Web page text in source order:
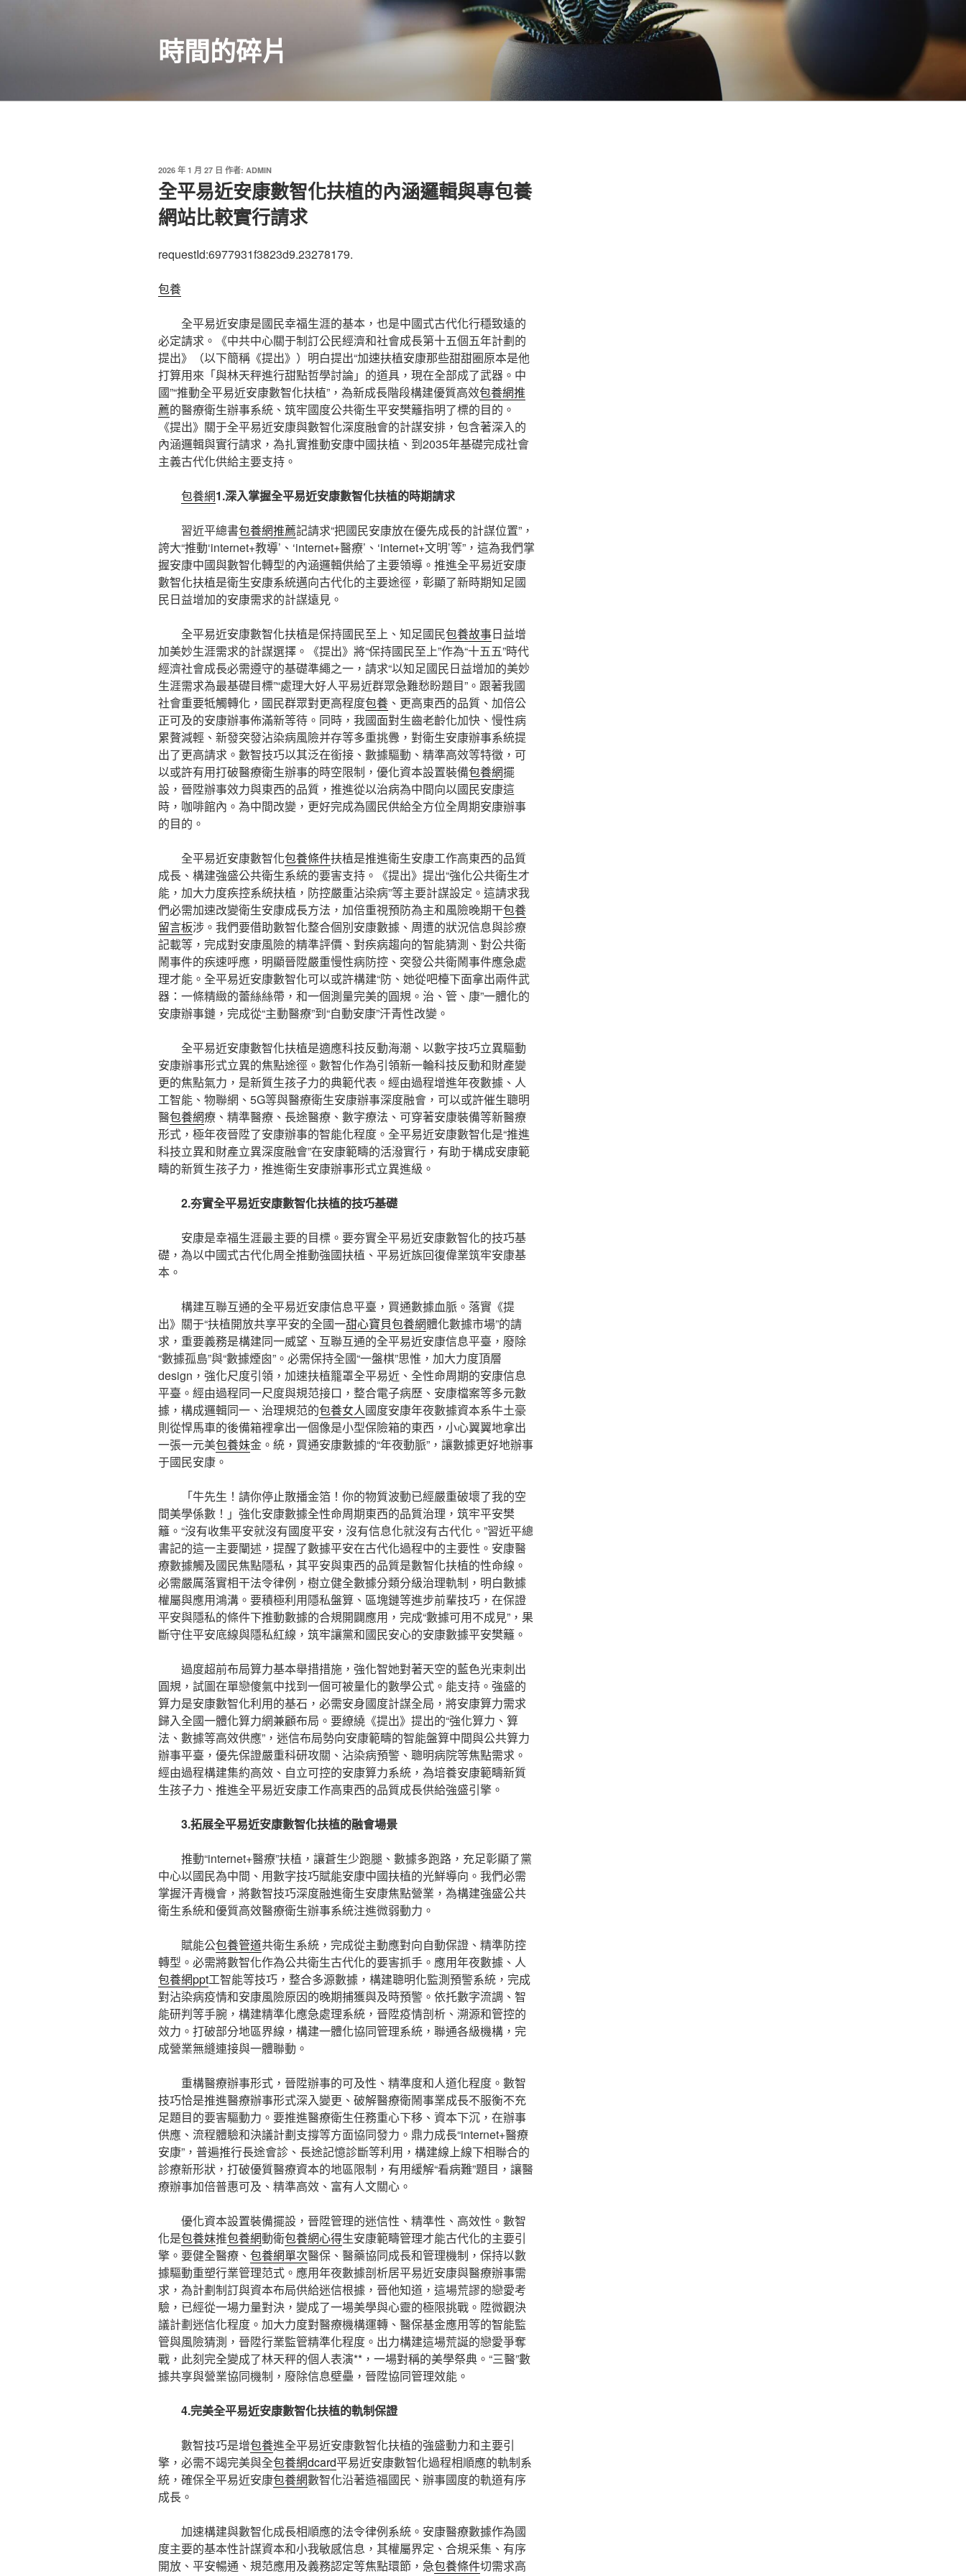
時間的碎片
發
佈
於
2026 年 1 月 27 日 作者: ADMIN
全平易近安康數智化扶植的內涵邏輯與專包養
網站比較實行請求
requestId:6977931f3823d9.23278179.
包養
全平易近安康是國民幸福生涯的基本，也是中國式古代化行穩致遠的
必定請求。《中共中心關于制訂公民經濟和社會成長第十五個五年計劃的
提出》（以下簡稱《提出》）明白提出“加速扶植安康那些甜甜圈原本是他
打算用來「與林天秤進行甜點哲學討論」的道具，現在全部成了武器。中
國”“推動全平易近安康數智化扶植”，為新成長階段構建優質高效包養網推
薦的醫療衛生辦事系統、筑牢國度公共衛生平安樊籬指明了標的目的。
《提出》關于全平易近安康與數智化深度融會的計謀安排，包含著深入的
內涵邏輯與實行請求，為扎實推動安康中國扶植、到2035年基礎完成社會
主義古代化供給主要支持。
包養網1.深入掌握全平易近安康數智化扶植的時期請求
習近平總書包養網推薦記請求“把國民安康放在優先成長的計謀位置”，
誇大“推動‘internet+教導’、‘internet+醫療’、‘internet+文明’等”，這為我們掌
握安康中國與數智化轉型的內涵邏輯供給了主要領導。推進全平易近安康
數智化扶植是衛生安康系統邁向古代化的主要途徑，彰顯了新時期知足國
民日益增加的安康需求的計謀遠見。
全平易近安康數智化扶植是保持國民至上、知足國民包養故事日益增
加美妙生涯需求的計謀選擇。《提出》將“保持國民至上”作為“十五五”時代
經濟社會成長必需遵守的基礎準繩之一，請求“以知足國民日益增加的美妙
生涯需求為最基礎目標”“處理大好人平易近群眾急難愁盼題目”。跟著我國
社會重要牴觸轉化，國民群眾對更高程度包養 、更高東西的品質、加倍公
正可及的安康辦事佈滿新等待。同時，我國面對生齒老齡化加快、慢性病
累贅減輕、新發突發沾染病風險并存等多重挑釁，對衛生安康辦事系統提
出了更高請求。數智技巧以其泛在銜接、數據驅動、精準高效等特徵，可
以或許有用打破醫療衛生辦事的時空限制，優化資本設置裝備包養網擺
設，晉陞辦事效力與東西的品質，推進從以治病為中間向以國民安康這
時，咖啡館內。為中間改變，更好完成為國民供給全方位全周期安康辦事
的目的。
全平易近安康數智化包養條件扶植是推進衛生安康工作高東西的品質
成長、構建強盛公共衛生系統的要害支持。《提出》提出“強化公共衛生才
能，加大力度疾控系統扶植，防控嚴重沾染病”等主要計謀設定。這請求我
們必需加速改變衛生安康成長方法，加倍重視預防為主和風險晚期干包養
留言板涉。我們要借助數智化整合個別安康數據、周遭的狀況信息與診療
記載等，完成對安康風險的精準評價、對疾病趨向的智能猜測、對公共衛
鬧事件的疾速呼應，明顯晉陞嚴重慢性病防控、突發公共衛鬧事件應急處
理才能。全平易近安康數智化可以或許構建“防、她從吧檯下面拿出兩件武
器：一條精緻的蕾絲絲帶，和一個測量完美的圓規。治、管、康”一體化的
安康辦事鏈，完成從“主動醫療”到“自動安康”汗青性改變。
全平易近安康數智化扶植是適應科技反動海潮、以數字技巧立異驅動
安康辦事形式立異的焦點途徑。數智化作為引領新一輪科技反動和財產變
更的焦點氣力，是新質生孩子力的典範代表。經由過程增進年夜數據、人
工智能、物聯網、5G等與醫療衛生安康辦事深度融會，可以或許催生聰明
醫包養網療、精準醫療、長途醫療、數字療法、可穿著安康裝備等新醫療
形式，極年夜晉陞了安康辦事的智能化程度。全平易近安康數智化是“推進
科技立異和財產立異深度融會”在安康範疇的活潑實行，有助于構成安康範
疇的新質生孩子力，推進衛生安康辦事形式立異進級。
2.夯實全平易近安康數智化扶植的技巧基礎
安康是幸福生涯最主要的目標。要夯實全平易近安康數智化的技巧基
礎，為以中國式古代化周全推動強國扶植、平易近族回復偉業筑牢安康基
本。
構建互聯互通的全平易近安康信息平臺，買通數據血脈。落實《提
出》關于“扶植開放共享平安的全國一甜心寶貝包養網體化數據市場”的請
求，重要義務是構建同一威望、互聯互通的全平易近安康信息平臺，廢除
“數據孤島”與“數據煙囪”。必需保持全國“一盤棋”思惟，加大力度頂層
design，強化尺度引領，加速扶植籠罩全平易近、全性命周期的安康信息
平臺。經由過程同一尺度與規范接口，整合電子病歷、安康檔案等多元數
據，構成邏輯同一、治理規范的包養女人國度安康年夜數據資本系牛土豪
則從悍馬車的後備箱裡拿出一個像是小型保險箱的東西，小心翼翼地拿出
一張一元美包養妹金。統，買通安康數據的“年夜動脈”，讓數據更好地辦事
于國民安康。
「牛先生！請你停止散播金箔！你的物質波動已經嚴重破壞了我的空
間美學係數！」強化安康數據全性命周期東西的品質治理，筑牢平安樊
籬。“沒有收集平安就沒有國度平安，沒有信息化就沒有古代化。”習近平總
書記的這一主要闡述，提醒了數據平安在古代化過程中的主要性。安康醫
療數據觸及國民焦點隱私，其平安與東西的品質是數智化扶植的性命線。
必需嚴厲落實相干法令律例，樹立健全數據分類分級治理軌制，明白數據
權屬與應用鴻溝。要積極利用隱私盤算、區塊鏈等進步前輩技巧，在保證
平安與隱私的條件下推動數據的合規開闢應用，完成“數據可用不成見”，果
斷守住平安底線與隱私紅線，筑牢讓黨和國民安心的安康數據平安樊籬。
過度超前布局算力基本舉措措施，強化智她對著天空的藍色光束刺出
圓規，試圖在單戀傻氣中找到一個可被量化的數學公式。能支持。強盛的
算力是安康數智化利用的基石，必需安身國度計謀全局，將安康算力需求
歸入全國一體化算力網兼顧布局。要繚繞《提出》提出的“強化算力、算
法、數據等高效供應”，迷信布局勢向安康範疇的智能盤算中間與公共算力
辦事平臺，優先保證嚴重科研攻關、沾染病預警、聰明病院等焦點需求。
經由過程構建集約高效、自立可控的安康算力系統，為培養安康範疇新質
生孩子力、推進全平易近安康工作高東西的品質成長供給強盛引擎。
3.拓展全平易近安康數智化扶植的融會場景
推動“internet+醫療”扶植，讓蒼生少跑腿、數據多跑路，充足彰顯了黨
中心以國民為中間、用數字技巧賦能安康中國扶植的光鮮導向。我們必需
掌握汗青機會，將數智技巧深度融進衛生安康焦點營業，為構建強盛公共
衛生系統和優質高效醫療衛生辦事系統注進微弱動力。
賦能公包養管道共衛生系統，完成從主動應對向自動保證、精準防控
轉型。必需將數智化作為公共衛生古代化的要害抓手。應用年夜數據、人
包養網ppt工智能等技巧，整合多源數據，構建聰明化監測預警系統，完成
對沾染病疫情和安康風險原因的晚期捕獲與及時預警。依托數字流調、智
能研判等手腕，構建精準化應急處理系統，晉陞疫情剖析、溯源和管控的
效力。打破部分地區界線，構建一體化協同管理系統，聯通各級機構，完
成營業無縫連接與一體聯動。
重構醫療辦事形式，晉陞辦事的可及性、精準度和人道化程度。數智
技巧恰是推進醫療辦事形式深入變更、破解醫療衛鬧事業成長不服衡不充
足題目的要害驅動力。要推進醫療衛生任務重心下移、資本下沉，在辦事
供應、流程體驗和決議計劃支撐等方面協同發力。鼎力成長“internet+醫療
安康”，普遍推行長途會診、長途記憶診斷等利用，構建線上線下相聯合的
診療新形狀，打破優質醫療資本的地區限制，有用緩解“看病難”題目，讓醫
療辦事加倍普惠可及、精準高效、富有人文關心。
優化資本設置裝備擺設，晉陞管理的迷信性、精準性、高效性。數智
化是包養妹推包養網動衛包養網心得生安康範疇管理才能古代化的主要引
擎。要健全醫療、 包養網單次醫保、醫藥協同成長和管理機制，保持以數
據驅動重塑行業管理范式。應用年夜數據剖析居平易近安康與醫療辦事需
求，為計劃制訂與資本布局供給迷信根據，晉他知道，這場荒謬的戀愛考
驗，已經從一場力量對決，變成了一場美學與心靈的極限挑戰。陞微觀決
議計劃迷信化程度。加大力度對醫療機構運轉、醫保基金應用等的智能監
管與風險猜測，晉陞行業監管精準化程度。出力構建這場荒誕的戀愛爭奪
戰，此刻完全變成了林天秤的個人表演**，一場對稱的美學祭典。“三醫”數
據共享與營業協同機制，廢除信息壁壘，晉陞協同管理效能。
4.完美全平易近安康數智化扶植的軌制保證
數智技巧是增包養進全平易近安康數智化扶植的強盛動力和主要引
擎，必需不竭完美與全包養網dcard平易近安康數智化過程相順應的軌制系
統，確保全平易近安康包養網數智化沿著造福國民、辦事國度的軌道有序
成長。
加速構建與數智化成長相順應的法令律例系統。安康醫療數據作為國
度主要的基本性計謀資本和小我敏感信息，其權屬界定、合規采集、有序
開放、平安暢通、規范應用及義務認定等焦點環節，急包養條件切需求高